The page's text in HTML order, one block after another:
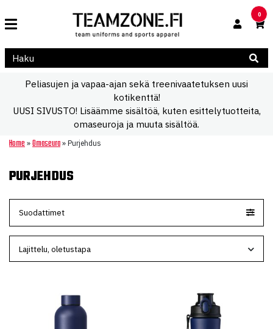
0
Peliasujen ja vapaa-ajan sekä treenivaatetuksen uusi
kotikenttä!
UUSI SIVUSTO! Lisäämme sisältöä, kuten esittelytuotteita,
omaseuroja ja muuta sisältöä.
Home » Omaseura » Purjehdus
PURJEHDUS
Suodattimet